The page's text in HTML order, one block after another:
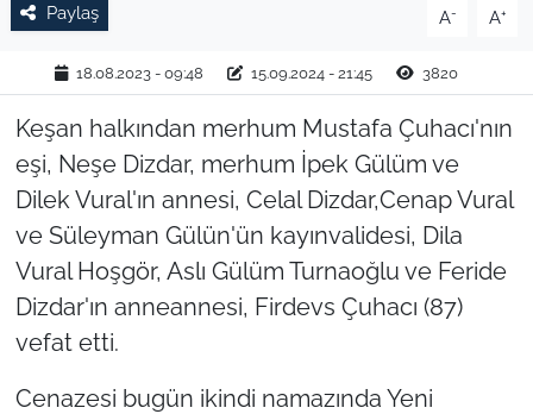
Paylaş A- A+
18.08.2023 - 09:48 15.09.2024 - 21:45 3820
Keşan halkından merhum Mustafa Çuhacı'nın
eşi, Neşe Dizdar, merhum İpek Gülüm ve
Dilek Vural'ın annesi, Celal Dizdar,Cenap Vural
ve Süleyman Gülün'ün kayınvalidesi, Dila
Vural Hoşgör, Aslı Gülüm Turnaoğlu ve Feride
Dizdar'ın anneannesi, Firdevs Çuhacı (87)
vefat etti.
Cenazesi bugün ikindi namazında Yeni
SPOR
YAŞAM
EDİRNE
TEKİRDAĞ
KIRKLARELİ
ÇANAKKALE
TÜRKİYE